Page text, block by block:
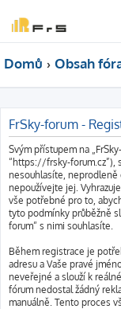
Domů Obsah
FrSky-forum -
Svým přístupem na
“https://frsky-forum.cz”),
nesouhlasíte, neprodleně
nepoužívejte jej.
vše potřebné pro to,
tyto podmínky průběžně
forum“ s nimi souhlasíte.
Během registrace je
adresu a Vaše pravé
neveřejné a slouží k
fórum nedostal žádný
manuálně. Tento proces